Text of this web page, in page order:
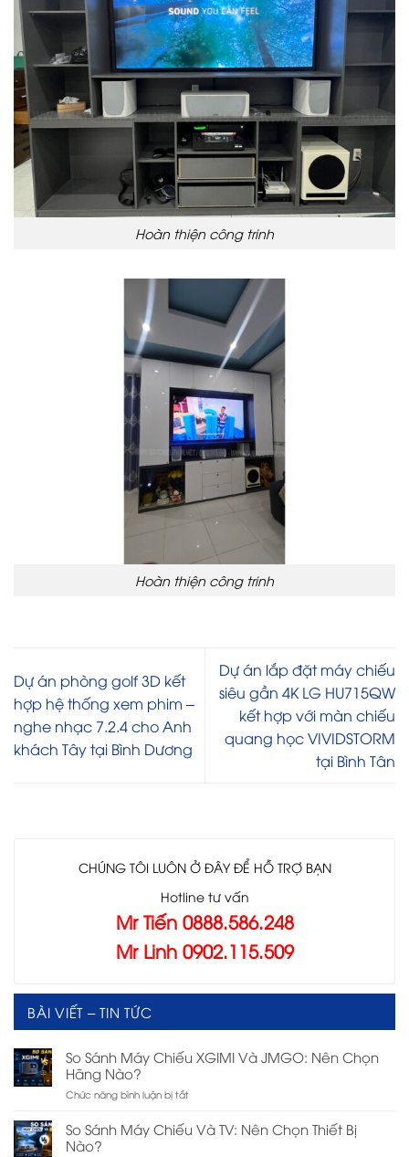
CHÚNG TÔI LUÔN Ở ĐÂY ĐỂ HỖ TRỢ BẠN
Hotline tư vấn
Mr Tiến 0888.586.248
Mr Linh 0902.115.509
BÀI VIẾT – TIN TỨC
So Sánh Máy Chiếu XGIMI Và JMGO: Nên Chọn
Hãng Nào?
Chức năng bình luận bị tắtở
Sánh
Máy
So Sánh Máy Chiếu Và TV: Nên Chọn Thiết Bị
Nào?
Hoàn thiện công trinh
Hoàn thiện công trinh
Dự án phòng golf 3D kết
hợp hệ thống xem phim –
nghe nhạc 7.2.4 cho Anh
khách Tây tại Bình Dương
Dự án lắp đặt máy chiếu
siêu gần 4K LG HU715QW
kết hợp với màn chiếu
quang học VIVIDSTORM
tại Bình Tân